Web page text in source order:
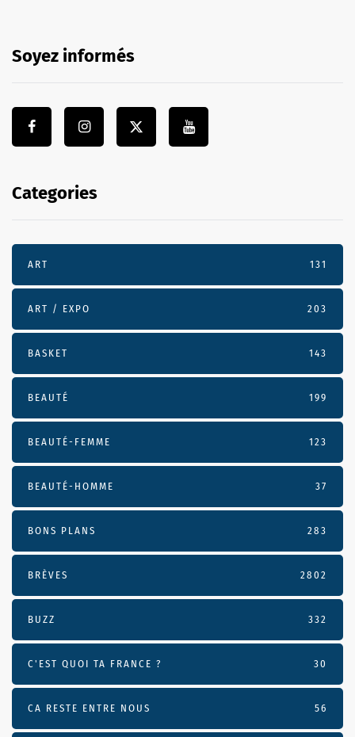
Soyez informés
Categories
ART 131
ART / EXPO 203
BASKET 143
BEAUTÉ 199
BEAUTÉ-FEMME 123
BEAUTÉ-HOMME 37
BONS PLANS 283
BRÈVES 2802
BUZZ 332
C'EST QUOI TA FRANCE ? 30
CA RESTE ENTRE NOUS 56